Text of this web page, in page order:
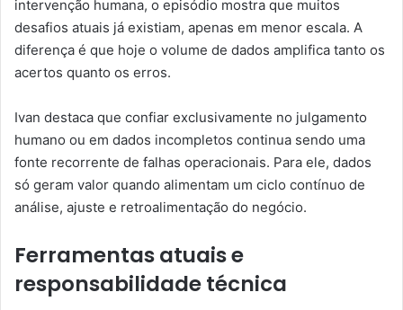
intervenção humana, o episódio mostra que muitos
desafios atuais já existiam, apenas em menor escala. A
diferença é que hoje o volume de dados amplifica tanto os
acertos quanto os erros.
Ivan destaca que confiar exclusivamente no julgamento
humano ou em dados incompletos continua sendo uma
fonte recorrente de falhas operacionais. Para ele, dados
só geram valor quando alimentam um ciclo contínuo de
análise, ajuste e retroalimentação do negócio.
Ferramentas atuais e
responsabilidade técnica